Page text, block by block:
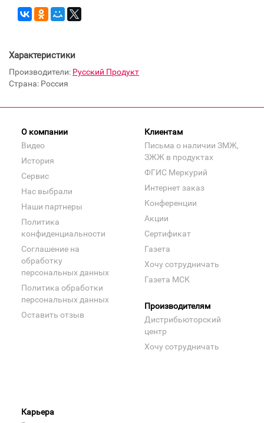
Характеристики
Производители: Русский Продукт
Страна: Россия
О компании
Видео
История
Сервис
Нас выбрали
Наши партнеры
Политика
конфиденциальности
Соглашение на
обработку
персональных данных
Политика обработки
персональных данных
Оставить отзыв
Клиентам
Письма о наличии ЗМЖ,
ЗЖЖ в продуктах
ФГИС Меркурий
Интернет заказ
Конференции
Акции
Сертификат
Газета
Хочу сотрудничать
Газета МСК
Производителям
Дистрибьюторский
центр
Хочу сотрудничать
Карьера